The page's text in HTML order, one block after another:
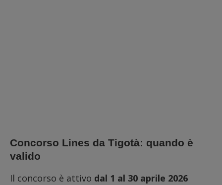
Concorso Lines da Tigotà: quando è
valido
Il concorso è attivo dal 1 al 30 aprile 2026